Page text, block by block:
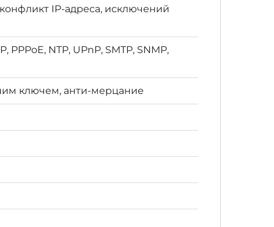
IP-адреса, исключений
PPPoE, NTP, UPnP, SMTP, SNMP,
ключем, анти-мерцание